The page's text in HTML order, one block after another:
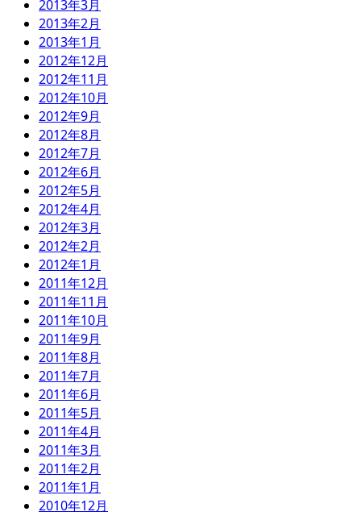
2013年3月
2013年2月
2013年1月
2012年12月
2012年11月
2012年10月
2012年9月
2012年8月
2012年7月
2012年6月
2012年5月
2012年4月
2012年3月
2012年2月
2012年1月
2011年12月
2011年11月
2011年10月
2011年9月
2011年8月
2011年7月
2011年6月
2011年5月
2011年4月
2011年3月
2011年2月
2011年1月
2010年12月